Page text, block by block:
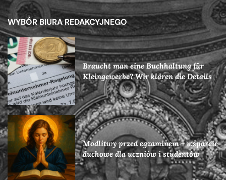
WYBÓR BIURA REDAKCYJNEGO
Braucht man eine Buchhaltung für
Kleingewerbe? Wir klären die Details
Modlitwy przed egzaminem – wsparcie
duchowe dla uczniów i studentów